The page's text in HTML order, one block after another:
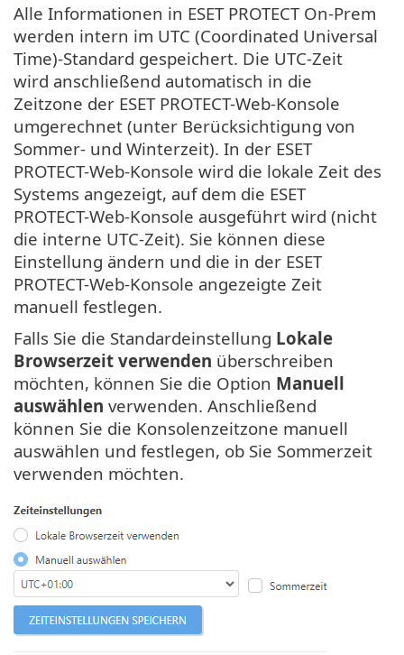
Alle Informationen in ESET PROTECT On-Prem
werden intern im UTC (Coordinated Universal
Time)-Standard gespeichert. Die UTC-Zeit
wird anschließend automatisch in die
Zeitzone der ESET PROTECT-Web-Konsole
umgerechnet (unter Berücksichtigung von
Sommer- und Winterzeit). In der ESET
PROTECT-Web-Konsole wird die lokale Zeit des
Systems angezeigt, auf dem die ESET
PROTECT-Web-Konsole ausgeführt wird (nicht
die interne UTC-Zeit). Sie können diese
Einstellung ändern und die in der ESET
PROTECT-Web-Konsole angezeigte Zeit
manuell festlegen.
Falls Sie die Standardeinstellung Lokale
Browserzeit verwenden überschreiben
möchten, können Sie die Option Manuell
auswählen verwenden. Anschließend
können Sie die Konsolenzeitzone manuell
auswählen und festlegen, ob Sie Sommerzeit
verwenden möchten.